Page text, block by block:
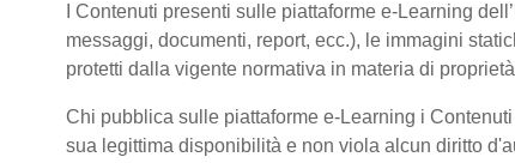
I Contenuti presenti sulle piattaforme e-Learning
messaggi, documenti, report, ecc.), le immagini
protetti dalla vigente normativa in materia di
Chi pubblica sulle piattaforme e-Learning i
sua legittima disponibilità e non viola alcun diritto